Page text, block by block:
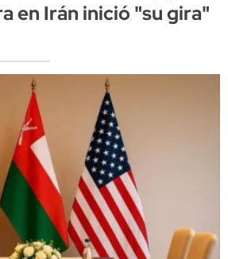
en Irán inició "su gira"